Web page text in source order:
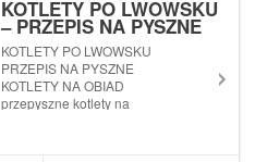
KOTLETY PO LWOWSKU
– PRZEPIS NA PYSZNE
KOTLETY NA OBIAD
KOTLETY PO LWOWSKU
PRZEPIS NA PYSZNE
KOTLETY NA OBIAD
przepyszne kotlety na